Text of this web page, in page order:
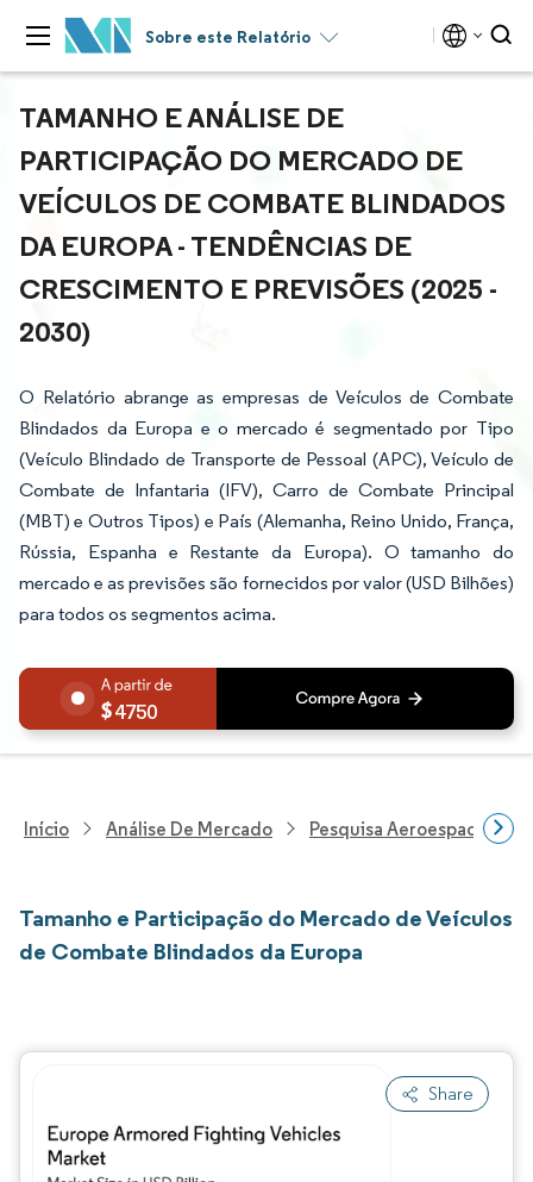
Sobre este Relatório
TAMANHO E ANÁLISE DE
PARTICIPAÇÃO DO MERCADO DE
VEÍCULOS DE COMBATE BLINDADOS
DA EUROPA - TENDÊNCIAS DE
CRESCIMENTO E PREVISÕES (2025 -
2030)
O Relatório abrange as empresas de Veículos de Combate
Blindados da Europa e o mercado é segmentado por Tipo
(Veículo Blindado de Transporte de Pessoal (APC), Veículo de
Combate de Infantaria (IFV), Carro de Combate Principal
(MBT) e Outros Tipos) e País (Alemanha, Reino Unido, França,
Rússia, Espanha e Restante da Europa). O tamanho do
mercado e as previsões são fornecidos por valor (USD Bilhões)
para todos os segmentos acima.
4750
Início Análise De Mercado Pesquisa Aeroespacial E
Tamanho e Participação do Mercado de Veículos
de Combate Blindados da Europa
Share